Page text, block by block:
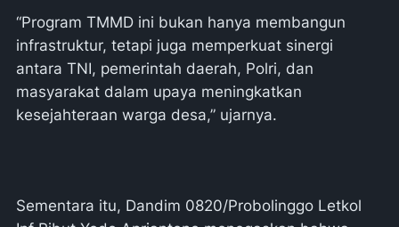
“Program TMMD ini bukan hanya membangun
infrastruktur, tetapi juga memperkuat sinergi
antara TNI, pemerintah daerah, Polri, dan
masyarakat dalam upaya meningkatkan
kesejahteraan warga desa,” ujarnya.
Sementara itu, Dandim 0820/Probolinggo Letkol